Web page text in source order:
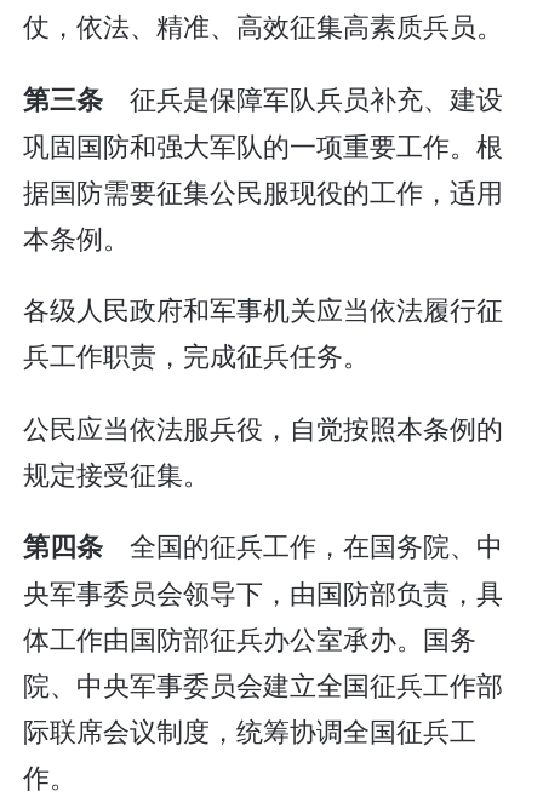
仗，依法、精准、高效征集高素质兵员。
第三条 征兵是保障军队兵员补充、建设
巩固国防和强大军队的一项重要工作。根
据国防需要征集公民服现役的工作，适用
本条例。
各级人民政府和军事机关应当依法履行征
兵工作职责，完成征兵任务。
公民应当依法服兵役，自觉按照本条例的
规定接受征集。
第四条 全国的征兵工作，在国务院、中
央军事委员会领导下，由国防部负责，具
体工作由国防部征兵办公室承办。国务
院、中央军事委员会建立全国征兵工作部
际联席会议制度，统筹协调全国征兵工
作。